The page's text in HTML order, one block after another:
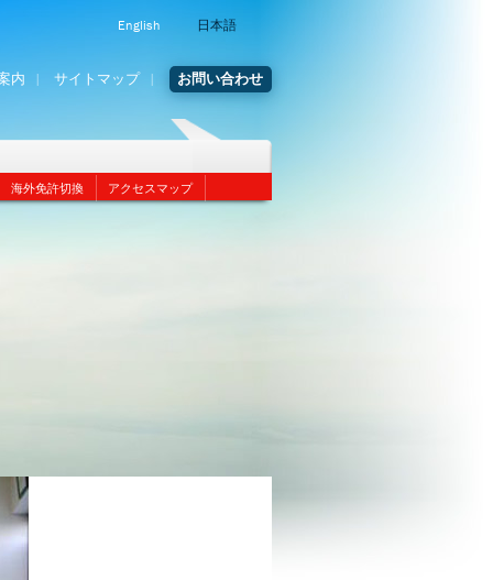
English 日本語
内 サイトマップ お問い合わせ
海外免許切換 アクセスマップ